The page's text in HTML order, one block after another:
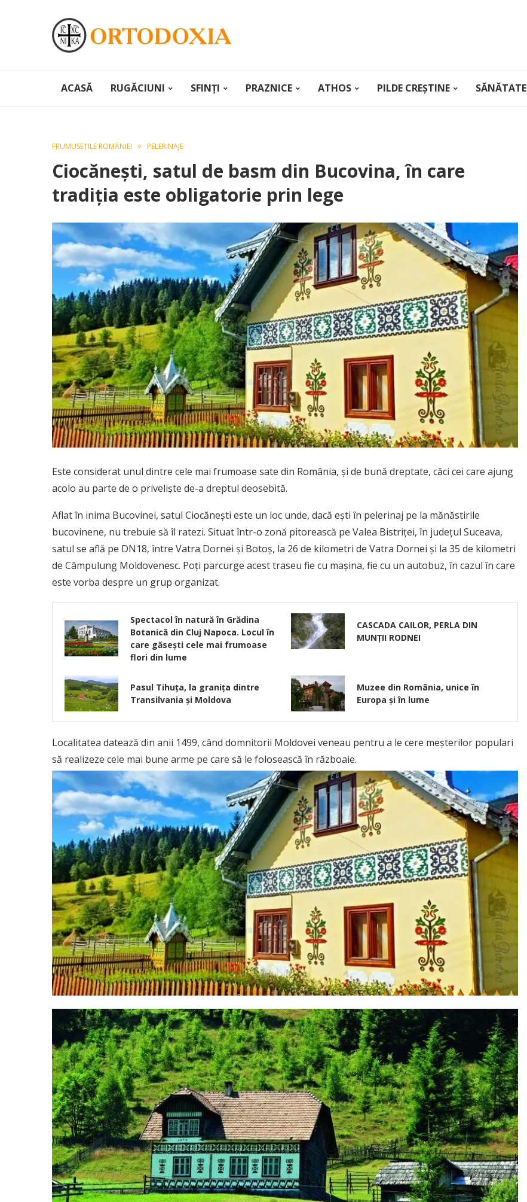
ACASĂ RUGĂCIUNI SFINȚI PRAZNICE ATHOS PILDE CREȘTINE SĂNĂTATE
FRUMUSEȚILE ROMÂNIEI PELERINAJE
Ciocănești, satul de basm din Bucovina, în care
tradiția este obligatorie prin lege
Este considerat unul dintre cele mai frumoase sate din România, și de bună dreptate, căci cei care ajung
acolo au parte de o priveliște de-a dreptul deosebită.
Aflat în inima Bucovinei, satul Ciocănești este un loc unde, dacă ești în pelerinaj pe la mănăstirile
bucovinene, nu trebuie să îl ratezi. Situat într-o zonă pitorească pe Valea Bistriței, în județul Suceava,
satul se află pe DN18, între Vatra Dornei și Botoș, la 26 de kilometri de Vatra Dornei și la 35 de kilometri
de Câmpulung Moldovenesc. Poți parcurge acest traseu fie cu mașina, fie cu un autobuz, în cazul în care
este vorba despre un grup organizat.
Spectacol în natură în Grădina
Botanică din Cluj Napoca. Locul în
care găsești cele mai frumoase
flori din lume
CASCADA CAILOR, PERLA DIN
MUNȚII RODNEI
Pasul Tihuța, la granița dintre
Transilvania și Moldova
Muzee din România, unice în
Europa și în lume
Localitatea datează din anii 1499, când domnitorii Moldovei veneau pentru a le cere meșterilor populari
să realizeze cele mai bune arme pe care să le folosească în războaie.